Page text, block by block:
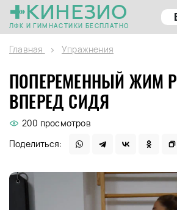
КИНЕЗИО
ЛФК И ГИМНАСТИКИ БЕСПЛАТНО
Главная Упражнения
ПОПЕРЕМЕННЫЙ ЖИМ
ВПЕРЕД СИДЯ
200 просмотров
Поделиться: